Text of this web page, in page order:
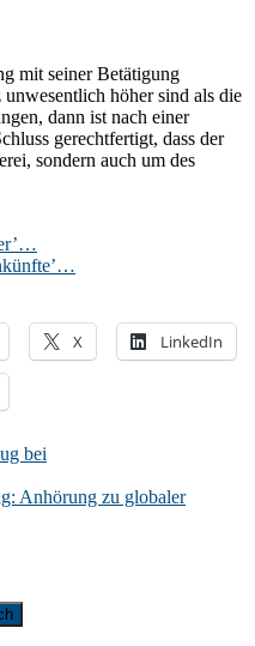
mit seiner Betätigung
höher sind als die
dann ist nach einer
gerechtfertigt, dass der
sondern auch um des
X LinkedIn
bei
Anhörung zu globaler